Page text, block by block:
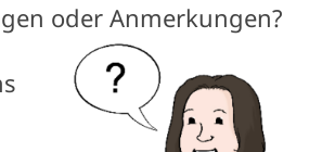
oder Anmerkungen?